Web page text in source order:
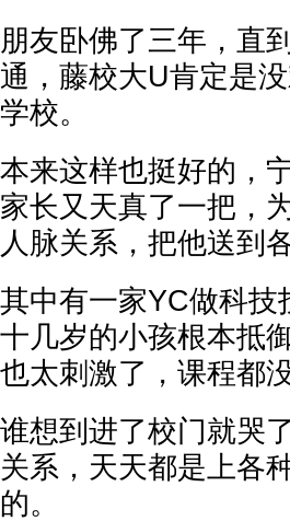
朋友卧佛了三年，直
通，藤校大U肯定是
学校。
本来这样也挺好的，
家长又天真了一把，
人脉关系，把他送到
其中有一家YC做科
十几岁的小孩根本抵
也太刺激了，课程都
谁想到进了校门就哭
关系，天天都是上各
的。